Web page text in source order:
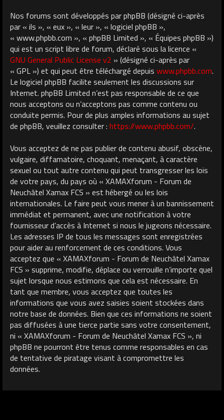
Nos forums sont développés par phpBB (désigné ci-après
par « ils », « eux », « leur », « logiciel phpBB »,
« www.phpbb.com », « phpBB Limited », « Équipes phpBB »)
qui est un script libre de forum, déclaré sous la licence «
GNU General Public License v2 » (désigné ci-après par
« GPL ») et qui peut être téléchargé depuis www.phpbb.com.
Le logiciel phpBB facilite seulement les discussions sur
Internet. phpBB Limited n’est pas responsable de ce que
nous acceptons ou n’acceptons pas comme contenu ou
conduite permis. Pour de plus amples informations au sujet
de phpBB, veuillez consulter : https://www.phpbb.com/.
Vous acceptez de ne pas publier de contenu abusif, obscène,
vulgaire, diffamatoire, choquant, menaçant, à caractère
sexuel ou tout autre contenu qui peut transgresser les lois
de votre pays, du pays où « XAMAXforum - Forum de
Neuchâtel Xamax FCS » est hébergé ou les lois
internationales. Le faire peut vous mener à un bannissement
immédiat et permanent, avec une notification à votre
fournisseur d’accès à Internet si nous le jugeons nécessaire.
Les adresses IP de tous les messages sont enregistrées
pour aider au renforcement de ces conditions. Vous
acceptez que « XAMAXforum - Forum de Neuchâtel Xamax
FCS » supprime, modifie, déplace ou verrouille n’importe quel
sujet lorsque nous estimons que cela est nécessaire. En
tant que membre, vous acceptez que toutes les
informations que vous avez saisies soient stockées dans
notre base de données. Bien que ces informations ne soient
pas diffusées à une tierce partie sans votre consentement,
ni « XAMAXforum - Forum de Neuchâtel Xamax FCS », ni
phpBB ne pourront être tenus comme responsables en cas
de tentative de piratage visant à compromettre les
données.